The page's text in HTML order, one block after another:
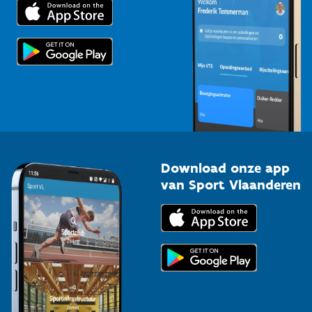
Topsporters
Voor de pers
Download onze app
van Sport Vlaanderen